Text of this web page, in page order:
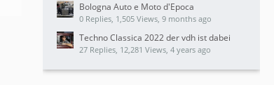
Bologna Auto e Moto d'Epoca
0 Replies, 1,505 Views, 9 months ago
Techno Classica 2022 der vdh ist dabei
27 Replies, 12,281 Views, 4 years ago